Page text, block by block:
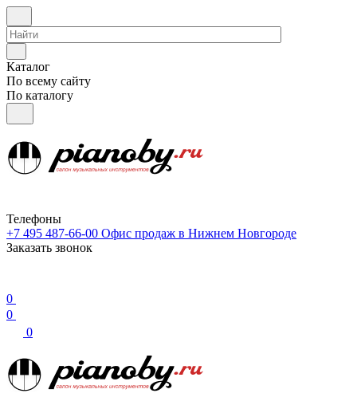
Каталог
По всему сайту
По каталогу
Телефоны
+7 495 487-66-00 Офис продаж в Нижнем Новгороде
Заказать звонок
0
0
0